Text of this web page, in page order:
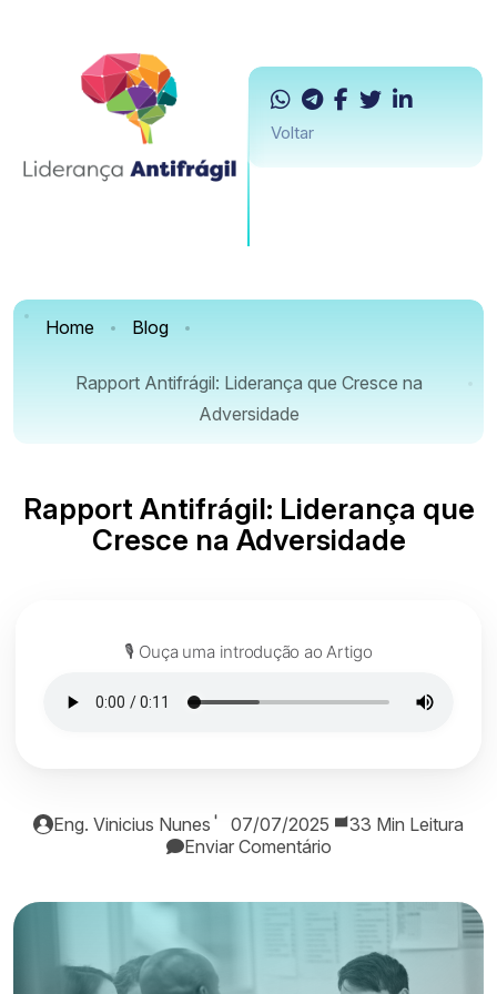
Voltar
Home Blog
Rapport Antifrágil: Liderança que Cresce na
Adversidade
Rapport Antifrágil: Liderança que
Cresce na Adversidade
🎙️ Ouça uma introdução ao Artigo
Eng. Vinicius Nunes 07/07/2025
33 Min Leitura
Enviar Comentário